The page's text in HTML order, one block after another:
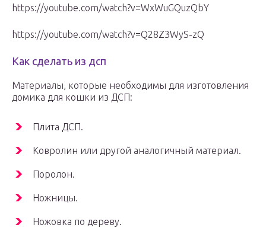
https://youtube.com/watch?v=WxWuGQuzQbY
https://youtube.com/watch?v=Q28Z3WyS-zQ
Как сделать из дсп
Материалы, которые необходимы для изготовления
домика для кошки из ДСП:
Плита ДСП.
Ковролин или другой аналогичный материал.
Поролон.
Ножницы.
Ножовка по дереву.